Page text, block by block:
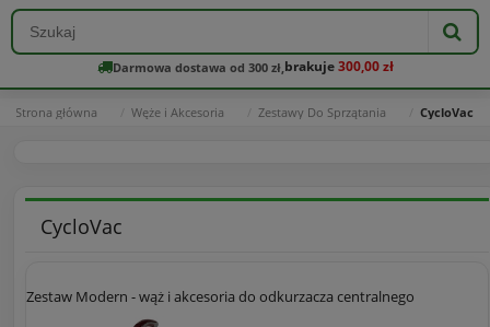
Darmowa dostawa od 300 zł, brakuje300,00 zł
Strona główna Węże i Akcesoria Zestawy Do Sprzątania CycloVac
CycloVac
Zestaw Modern - wąż i akcesoria do odkurzacza centralnego